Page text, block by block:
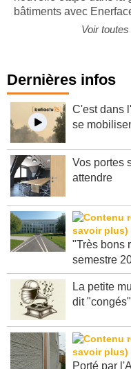
nouvelle étape dans la
Dernières infos
C'est dans
Vos portes
"Très bons
La petite